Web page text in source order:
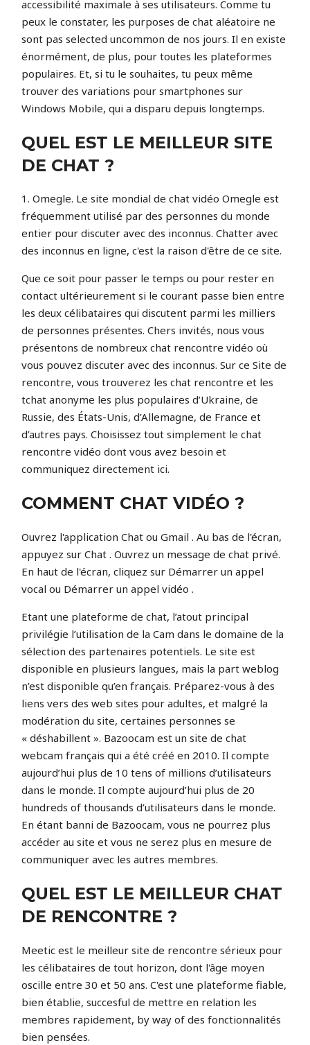
accessibilité maximale à ses utilisateurs. Comme tu
peux le constater, les purposes de chat aléatoire ne
sont pas selected uncommon de nos jours. Il en existe
énormément, de plus, pour toutes les plateformes
populaires. Et, si tu le souhaites, tu peux même
trouver des variations pour smartphones sur
Windows Mobile, qui a disparu depuis longtemps.
QUEL EST LE MEILLEUR SITE
DE CHAT ?
1. Omegle. Le site mondial de chat vidéo Omegle est
fréquemment utilisé par des personnes du monde
entier pour discuter avec des inconnus. Chatter avec
des inconnus en ligne, c'est la raison d'être de ce site.
Que ce soit pour passer le temps ou pour rester en
contact ultérieurement si le courant passe bien entre
les deux célibataires qui discutent parmi les milliers
de personnes présentes. Chers invités, nous vous
présentons de nombreux chat rencontre vidéo où
vous pouvez discuter avec des inconnus. Sur ce Site de
rencontre, vous trouverez les chat rencontre et les
tchat anonyme les plus populaires d’Ukraine, de
Russie, des États-Unis, d’Allemagne, de France et
d’autres pays. Choisissez tout simplement le chat
rencontre vidéo dont vous avez besoin et
communiquez directement ici.
COMMENT CHAT VIDÉO ?
Ouvrez l'application Chat ou Gmail . Au bas de l'écran,
appuyez sur Chat . Ouvrez un message de chat privé.
En haut de l'écran, cliquez sur Démarrer un appel
vocal ou Démarrer un appel vidéo .
Etant une plateforme de chat, l’atout principal
privilégie l’utilisation de la Cam dans le domaine de la
sélection des partenaires potentiels. Le site est
disponible en plusieurs langues, mais la part weblog
n’est disponible qu’en français. Préparez-vous à des
liens vers des web sites pour adultes, et malgré la
modération du site, certaines personnes se
« déshabillent ». Bazoocam est un site de chat
webcam français qui a été créé en 2010. Il compte
aujourd’hui plus de 10 tens of millions d’utilisateurs
dans le monde. Il compte aujourd’hui plus de 20
hundreds of thousands d’utilisateurs dans le monde.
En étant banni de Bazoocam, vous ne pourrez plus
accéder au site et vous ne serez plus en mesure de
communiquer avec les autres membres.
QUEL EST LE MEILLEUR CHAT
DE RENCONTRE ?
Meetic est le meilleur site de rencontre sérieux pour
les célibataires de tout horizon, dont l'âge moyen
oscille entre 30 et 50 ans. C'est une plateforme fiable,
bien établie, succesful de mettre en relation les
membres rapidement, by way of des fonctionnalités
bien pensées.